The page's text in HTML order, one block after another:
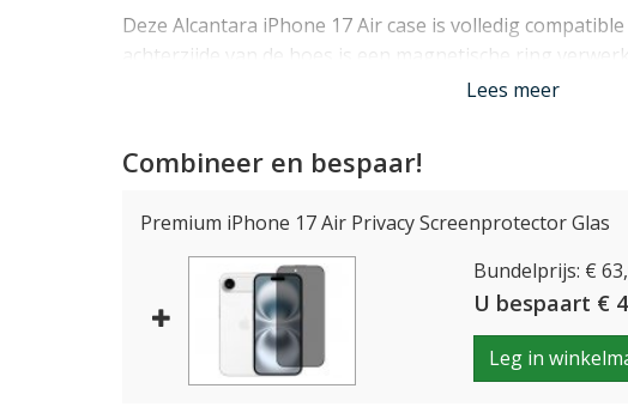
Deze Alcantara iPhone 17 Air case is volledig
achterzijde van de hoes is een magnetische ring
opladers en andere MagSafe accessoires werkt, zoals
beschikbaar!
Past uw iPhone 17 Air perfect
Dit Alcantara iPhone hoesje van Alcanside werd speciaal
ontworpen en past dan ook als gegoten om het
met alle toetsen en zijn er openingen voor de USB-C
button en de camera's.
Lees meer
Combineer en bespaar!
Premium iPhone 17 Air Privacy Screenprotector Glas
Bundelprijs: €
U bespaart €
Leg in